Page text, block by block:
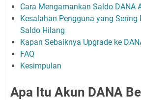
Cara Mengamankan Saldo DANA
Kesalahan Pengguna yang Sering
Saldo Hilang
Kapan Sebaiknya Upgrade ke
FAQ
Kesimpulan
Apa Itu Akun DANA